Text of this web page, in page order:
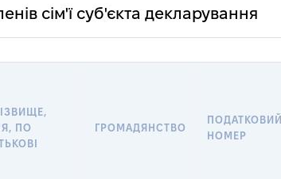
сім'ї суб'єкта декларування
ПО
ГРОМАДЯНСТВО
ПОДАТКОВИЙ
НОМЕР